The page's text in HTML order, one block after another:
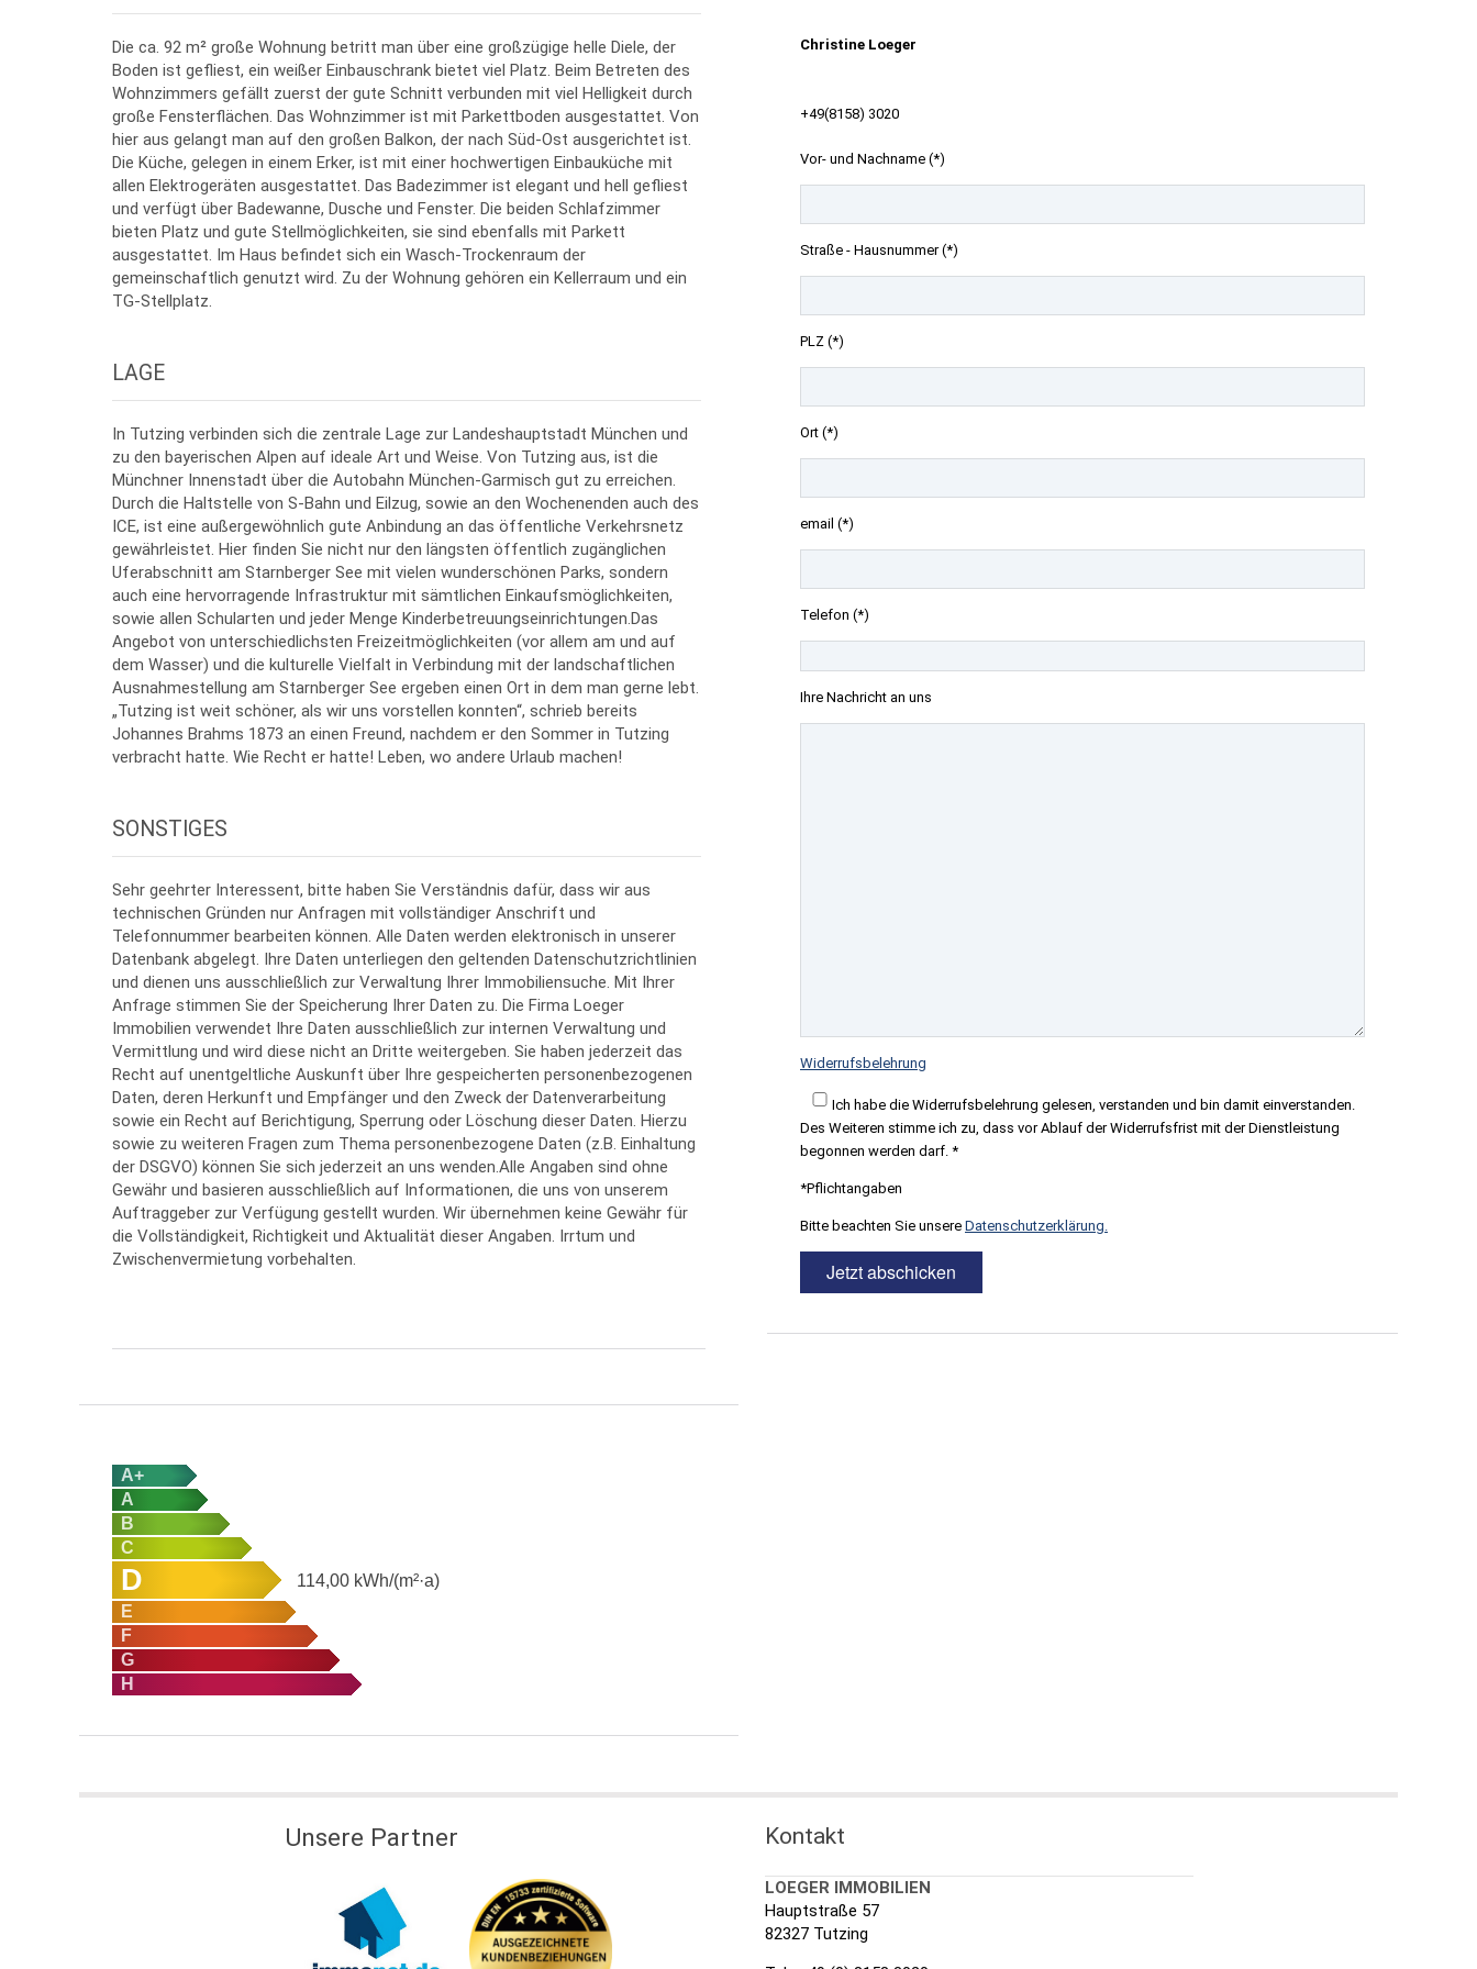
Die ca. 92 m² große Wohnung betritt man über eine großzügige helle Diele, der
Boden ist gefliest, ein weißer Einbauschrank bietet viel Platz. Beim Betreten des
Wohnzimmers gefällt zuerst der gute Schnitt verbunden mit viel Helligkeit durch
große Fensterflächen. Das Wohnzimmer ist mit Parkettboden ausgestattet. Von
hier aus gelangt man auf den großen Balkon, der nach Süd-Ost ausgerichtet ist.
Die Küche, gelegen in einem Erker, ist mit einer hochwertigen Einbauküche mit
allen Elektrogeräten ausgestattet. Das Badezimmer ist elegant und hell gefliest
und verfügt über Badewanne, Dusche und Fenster. Die beiden Schlafzimmer
bieten Platz und gute Stellmöglichkeiten, sie sind ebenfalls mit Parkett
ausgestattet. Im Haus befindet sich ein Wasch-Trockenraum der
gemeinschaftlich genutzt wird. Zu der Wohnung gehören ein Kellerraum und ein
TG-Stellplatz.
LAGE
In Tutzing verbinden sich die zentrale Lage zur Landeshauptstadt München und
zu den bayerischen Alpen auf ideale Art und Weise. Von Tutzing aus, ist die
Münchner Innenstadt über die Autobahn München-Garmisch gut zu erreichen.
Durch die Haltstelle von S-Bahn und Eilzug, sowie an den Wochenenden auch des
ICE, ist eine außergewöhnlich gute Anbindung an das öffentliche Verkehrsnetz
gewährleistet. Hier finden Sie nicht nur den längsten öffentlich zugänglichen
Uferabschnitt am Starnberger See mit vielen wunderschönen Parks, sondern
auch eine hervorragende Infrastruktur mit sämtlichen Einkaufsmöglichkeiten,
sowie allen Schularten und jeder Menge Kinderbetreuungseinrichtungen.Das
Angebot von unterschiedlichsten Freizeitmöglichkeiten (vor allem am und auf
dem Wasser) und die kulturelle Vielfalt in Verbindung mit der landschaftlichen
Ausnahmestellung am Starnberger See ergeben einen Ort in dem man gerne lebt.
„Tutzing ist weit schöner, als wir uns vorstellen konnten“, schrieb bereits
Johannes Brahms 1873 an einen Freund, nachdem er den Sommer in Tutzing
verbracht hatte. Wie Recht er hatte! Leben, wo andere Urlaub machen!
SONSTIGES
Sehr geehrter Interessent, bitte haben Sie Verständnis dafür, dass wir aus
technischen Gründen nur Anfragen mit vollständiger Anschrift und
Telefonnummer bearbeiten können. Alle Daten werden elektronisch in unserer
Datenbank abgelegt. Ihre Daten unterliegen den geltenden Datenschutzrichtlinien
und dienen uns ausschließlich zur Verwaltung Ihrer Immobiliensuche. Mit Ihrer
Anfrage stimmen Sie der Speicherung Ihrer Daten zu. Die Firma Loeger
Immobilien verwendet Ihre Daten ausschließlich zur internen Verwaltung und
Vermittlung und wird diese nicht an Dritte weitergeben. Sie haben jederzeit das
Recht auf unentgeltliche Auskunft über Ihre gespeicherten personenbezogenen
Daten, deren Herkunft und Empfänger und den Zweck der Datenverarbeitung
sowie ein Recht auf Berichtigung, Sperrung oder Löschung dieser Daten. Hierzu
sowie zu weiteren Fragen zum Thema personenbezogene Daten (z.B. Einhaltung
der DSGVO) können Sie sich jederzeit an uns wenden.Alle Angaben sind ohne
Gewähr und basieren ausschließlich auf Informationen, die uns von unserem
Auftraggeber zur Verfügung gestellt wurden. Wir übernehmen keine Gewähr für
die Vollständigkeit, Richtigkeit und Aktualität dieser Angaben. Irrtum und
Zwischenvermietung vorbehalten.
A+
A
B
C
D 114,00 kWh/(m²·a)
E
F
G
H
Christine Loeger
+49(8158) 3020
Vor- und Nachname (*)
Straße - Hausnummer (*)
PLZ (*)
Ort (*)
email (*)
Telefon (*)
Ihre Nachricht an uns
Widerrufsbelehrung
Ich habe die Widerrufsbelehrung gelesen, verstanden und bin damit einverstanden.
Des Weiteren stimme ich zu, dass vor Ablauf der Widerrufsfrist mit der Dienstleistung
begonnen werden darf. *
*Pflichtangaben
Bitte beachten Sie unsere Datenschutzerklärung.
Unsere Partner Kontakt
LOEGER IMMOBILIEN
Hauptstraße 57
82327 Tutzing